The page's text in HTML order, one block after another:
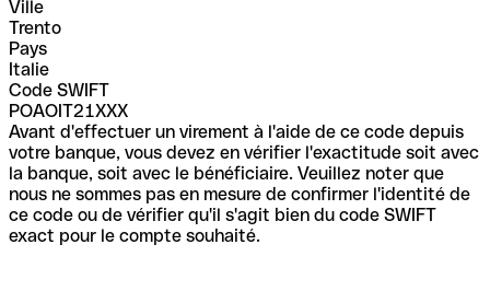
Ville
Trento
Pays
Italie
Code SWIFT
POAOIT21XXX
Avant d'effectuer un virement à l'aide de ce code depuis
votre banque, vous devez en vérifier l'exactitude soit avec
la banque, soit avec le bénéficiaire. Veuillez noter que
nous ne sommes pas en mesure de confirmer l'identité de
ce code ou de vérifier qu'il s'agit bien du code SWIFT
exact pour le compte souhaité.